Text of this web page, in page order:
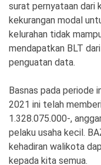
surat pernyataan dari
kekurangan modal
kelurahan tidak
mendapatkan BLT
penguatan data.
Basnas pada periode
2021 ini telah
1.328.075.000-,
pelaku usaha kecil.
kehadiran walikota
kepada kita semua.